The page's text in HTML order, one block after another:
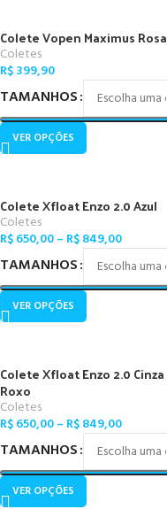
Colete Vopen Maximus Rosa
Coletes
R$399,90
TAMANHOS
VER OPÇÕES
Colete Xfloat Enzo 2.0 Azul
Coletes
R$650,00– R$849,00
TAMANHOS
VER OPÇÕES
Colete Xfloat Enzo 2.0 Cinza
Roxo
Coletes
R$650,00– R$849,00
TAMANHOS
VER OPÇÕES